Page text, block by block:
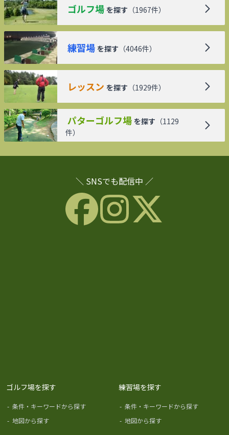
ゴルフ場 を探す （1967件）
練習場 を探す （4046件）
レッスン を探す （1929件）
パターゴルフ場 を探す （1129
件）
＼ SNSでも配信中 ／
ゴルフ場を探す
- 条件・キーワードから探す
- 地図から探す
練習場を探す
- 条件・キーワードから探す
- 地図から探す